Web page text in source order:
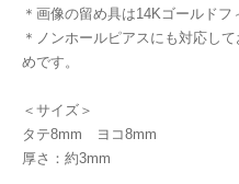
＊画像の留め具は14Kゴールドフ
＊ノンホールピアスにも対応し
めです。
＜サイズ＞
タテ8mm ヨコ8mm
厚さ：約3mm